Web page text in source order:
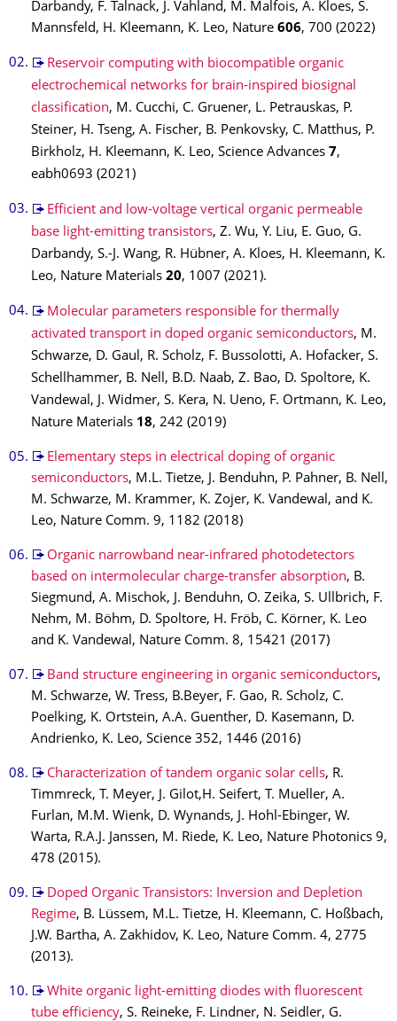
Darbandy, F. Talnack, J. Vahland, M. Malfois, A. Kloes, S.
Mannsfeld, H. Kleemann, K. Leo, Nature 606, 700 (2022)
Reservoir computing with biocompatible organic
electrochemical networks for brain-inspired biosignal
classification, M. Cucchi, C. Gruener, L. Petrauskas, P.
Steiner, H. Tseng, A. Fischer, B. Penkovsky, C. Matthus, P.
Birkholz, H. Kleemann, K. Leo, Science Advances 7,
eabh0693 (2021)
Efficient and low-voltage vertical organic permeable
base light-emitting transistors, Z. Wu, Y. Liu, E. Guo, G.
Darbandy, S.-J. Wang, R. Hübner, A. Kloes, H. Kleemann, K.
Leo, Nature Materials 20, 1007 (2021).
Molecular parameters responsible for thermally
activated transport in doped organic semiconductors, M.
Schwarze, D. Gaul, R. Scholz, F. Bussolotti, A. Hofacker, S.
Schellhammer, B. Nell, B.D. Naab, Z. Bao, D. Spoltore, K.
Vandewal, J. Widmer, S. Kera, N. Ueno, F. Ortmann, K. Leo,
Nature Materials 18, 242 (2019)
Elementary steps in electrical doping of organic
semiconductors, M.L. Tietze, J. Benduhn, P. Pahner, B. Nell,
M. Schwarze, M. Krammer, K. Zojer, K. Vandewal, and K.
Leo, Nature Comm. 9, 1182 (2018)
Organic narrowband near-infrared photodetectors
based on intermolecular charge-transfer absorption, B.
Siegmund, A. Mischok, J. Benduhn, O. Zeika, S. Ullbrich, F.
Nehm, M. Böhm, D. Spoltore, H. Fröb, C. Körner, K. Leo
and K. Vandewal, Nature Comm. 8, 15421 (2017)
Band structure engineering in organic semiconductors,
M. Schwarze, W. Tress, B.Beyer, F. Gao, R. Scholz, C.
Poelking, K. Ortstein, A.A. Guenther, D. Kasemann, D.
Andrienko, K. Leo, Science 352, 1446 (2016)
Characterization of tandem organic solar cells, R.
Timmreck, T. Meyer, J. Gilot,H. Seifert, T. Mueller, A.
Furlan, M.M. Wienk, D. Wynands, J. Hohl-Ebinger, W.
Warta, R.A.J. Janssen, M. Riede, K. Leo, Nature Photonics 9,
478 (2015).
Doped Organic Transistors: Inversion and Depletion
Regime, B. Lüssem, M.L. Tietze, H. Kleemann, C. Hoßbach,
J.W. Bartha, A. Zakhidov, K. Leo, Nature Comm. 4, 2775
(2013).
White organic light-emitting diodes with fluorescent
tube efficiency, S. Reineke, F. Lindner, N. Seidler, G.